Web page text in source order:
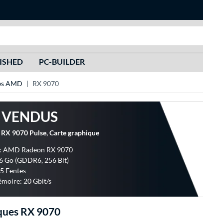
PC-BUILDER
AMD RX 9070
VENDUS
9070 Pulse, Carte graphique
Radeon RX 9070
Go (GDDR6, 256 Bit)
Fentes
20 Gbit/s
RX 9070